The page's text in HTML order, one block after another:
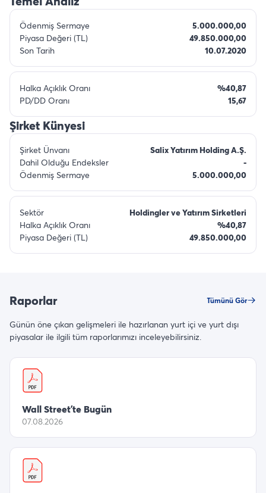
Ödenmiş Sermaye
5.000.000,00
Piyasa Değeri (TL)
49.850.000,00
Son Tarih
10.07.2020
Halka Açıklık Oranı
%40,87
PD/DD Oranı
15,67
Şirket Künyesi
Şirket Ünvanı
Salix Yatırım Holding A.Ş.
Dahil Olduğu Endeksler
-
Ödenmiş Sermaye
5.000.000,00
Sektör
Holdingler ve Yatırım Sirketleri
Halka Açıklık Oranı
%40,87
Piyasa Değeri (TL)
49.850.000,00
Raporlar Tümünü Gör
Günün öne çıkan gelişmeleri ile hazırlanan yurt içi ve yurt dışı
piyasalar ile ilgili tüm raporlarımızı inceleyebilirsiniz.
Wall Street’te Bugün
07.08.2026